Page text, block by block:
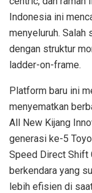
Indonesia ini
menyeluruh. Salah
dengan struktur
ladder-on-frame.
Platform baru ini
menyematkan
All New Kijang
generasi ke-5
Speed Direct Shift
berkendara yang
lebih efisien di